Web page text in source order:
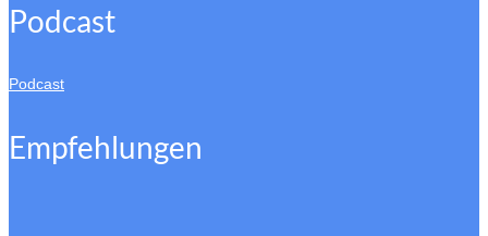
Podcast
Podcast
Empfehlungen